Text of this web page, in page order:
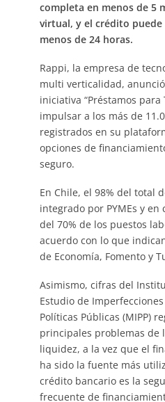
completa en menos de 5
virtual, y el crédito puede
menos de 24 horas.
Rappi, la empresa de
multi verticalidad,
iniciativa “Préstamos para
impulsar a los más de
registrados en su
opciones de
seguro.
En Chile, el 98% del total
integrado por PYMEs y
del 70% de los puestos
acuerdo con lo que
de Economía, Fomento y
Asimismo, cifras del
Estudio de
Políticas Públicas (MIPP)
principales problemas de
liquidez, a la vez que el
ha sido la fuente más
crédito bancario es la
frecuente de